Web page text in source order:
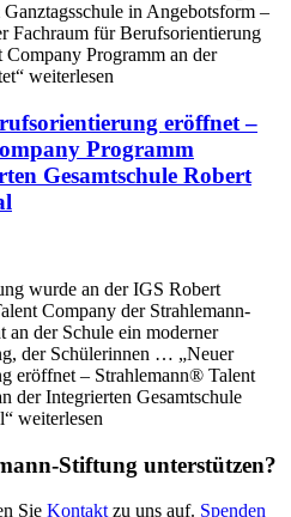
in Angebotsform –
für Berufsorientierung
Programm an der
weiterlesen
eröffnet –
Programm
Gesamtschule Robert
wurde an der IGS Robert
Company der Strahlemann-
an der Schule ein moderner
der Schülerinnen … „Neuer
eröffnet – Strahlemann® Talent
der Integrierten Gesamtschule
weiterlesen
Stiftung unterstützen?
Sie Kontakt zu uns auf. Spenden